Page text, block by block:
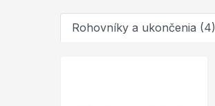
Rohovníky a ukončenia (4)